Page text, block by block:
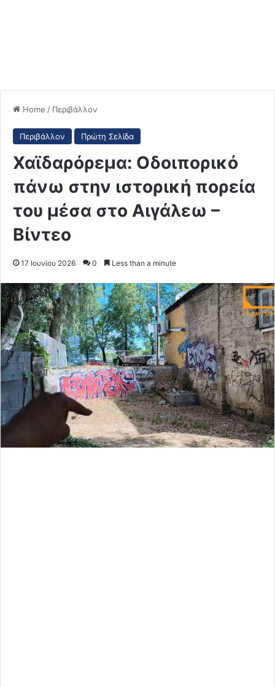
Home / Περιβάλλον
Περιβάλλον Πρώτη Σελίδα
Χαϊδαρόρεμα: Οδοιπορικό
πάνω στην ιστορική πορεία
του μέσα στο Αιγάλεω –
Βίντεο
17 Ιουνίου 2026 0 Less than a minute